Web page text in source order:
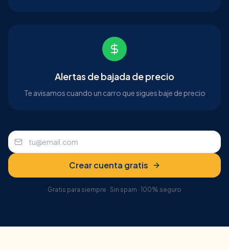
Alertas de bajada de precio
Te avisamos cuando un carro que sigues baje de precio
Crear cuenta gratis
Gratis para siempre · Sin spam · 100% seguro